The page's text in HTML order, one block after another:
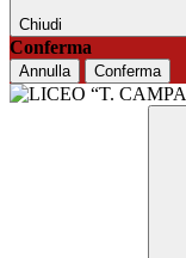
Chiudi
Conferma
Annulla Conferma